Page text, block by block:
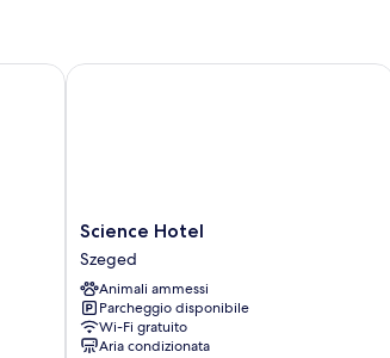
Science
Hotel
Szeged
Science Hotel
Szeged
Animali ammessi
Parcheggio disponibile
Wi-Fi gratuito
Aria condizionata
Science Hotel